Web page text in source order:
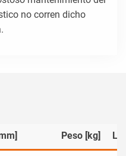
no corren dicho
Peso [kg]